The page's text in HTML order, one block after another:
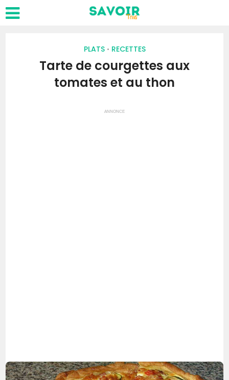
PLATS • RECETTES
Tarte de courgettes aux
tomates et au thon
ANNONCE